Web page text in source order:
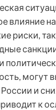
влияние
риски,
могут
России и
к